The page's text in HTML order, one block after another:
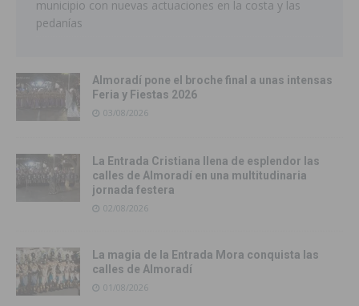
municipio con nuevas actuaciones en la costa y las
pedanías
Almoradí pone el broche final a unas intensas
Feria y Fiestas 2026
03/08/2026
La Entrada Cristiana llena de esplendor las
calles de Almoradí en una multitudinaria
jornada festera
02/08/2026
La magia de la Entrada Mora conquista las
calles de Almoradí
01/08/2026